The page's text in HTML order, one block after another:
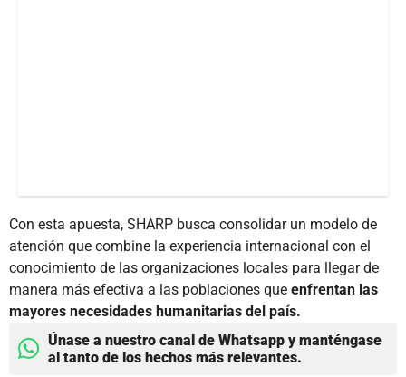
Con esta apuesta, SHARP busca consolidar un modelo de
atención que combine la experiencia internacional con el
conocimiento de las organizaciones locales para llegar de
manera más efectiva a las poblaciones que enfrentan las
mayores necesidades humanitarias del país.
Únase a nuestro canal de Whatsapp y manténgase
al tanto de los hechos más relevantes.